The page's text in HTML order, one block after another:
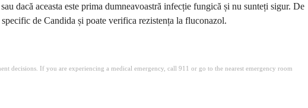
dacă aceasta este prima dumneavoastră infecție fungică și nu sunteți sigur. De
de Candida și poate verifica rezistența la fluconazol.
decisions. If you are experiencing a medical emergency, call 911 or go to the nearest emergency room